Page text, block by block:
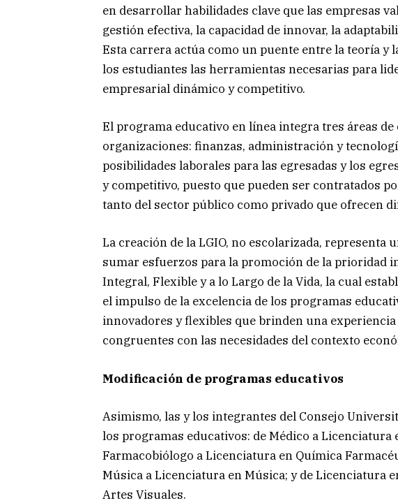
en desarrollar habilidades clave que las empresas
gestión efectiva, la capacidad de innovar, la
Esta carrera actúa como un puente entre la teoría y
los estudiantes las herramientas necesarias para
empresarial dinámico y competitivo.
El programa educativo en línea integra tres áreas de
organizaciones: finanzas, administración y
posibilidades laborales para las egresadas y los
y competitivo, puesto que pueden ser contratados
tanto del sector público como privado que ofrecen
La creación de la LGIO, no escolarizada, representa
sumar esfuerzos para la promoción de la prioridad
Integral, Flexible y a lo Largo de la Vida, la cual
el impulso de la excelencia de los programas
innovadores y flexibles que brinden una
congruentes con las necesidades del contexto
Modificación de programas educativos
Asimismo, las y los integrantes del Consejo
los programas educativos: de Médico a Licenciatura
Farmacobiólogo a Licenciatura en Química
Música a Licenciatura en Música; y de Licenciatura
Artes Visuales.